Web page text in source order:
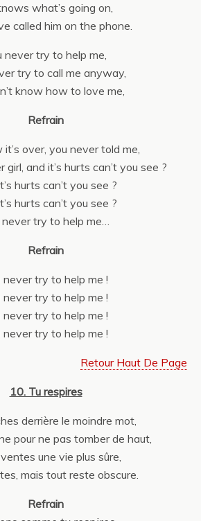
what’s going on,
called him on the phone.
never try to help me,
try to call me anyway,
know how to love me,
Refrain
over, you never told me,
girl, and it’s hurts can’t you see ?
hurts can’t you see ?
hurts can’t you see ?
never try to help me…
Refrain
never try to help me !
never try to help me !
never try to help me !
never try to help me !
Retour Haut De Page
10. Tu respires
derrière le moindre mot,
pour ne pas tomber de haut,
une vie plus sûre,
mais tout reste obscure.
Refrain